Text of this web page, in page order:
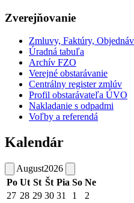
Zverejňovanie
Zmluvy, Faktúry,
Úradná tabuľa
Archív FZO
Verejné obstarávanie
Centrálny register zmlúv
Profil obstarávateľa ÚVO
Nakladanie s odpadmi
Voľby a referendá
Kalendár
August2026
Po Ut St Št Pia So Ne
27 28 29 30 31 1
2